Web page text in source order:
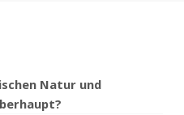
Natur und